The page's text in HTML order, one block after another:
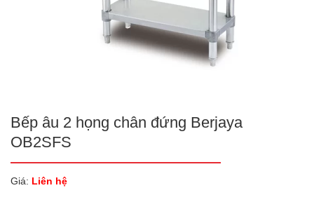
Bếp âu 2 họng chân đứng Berjaya
OB2SFS
Giá: Liên hệ